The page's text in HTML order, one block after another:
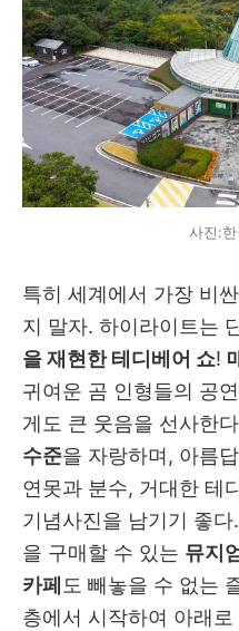
사진:
특히 세계에서 가장 비싼
지 말자. 하이라이트는
을 재현한 테디베어 쇼!
귀여운 곰 인형들의 공
게도 큰 웃음을 선사한
수준을 자랑하며, 아름
연못과 분수, 거대한 테
기념사진을 남기기 좋
을 구매할 수 있는 뮤지
카페 도 빼놓을 수 없는
층에서 시작하여 아래